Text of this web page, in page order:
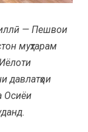
— Пешвои
муҳтарам
давлатҳои
Осиёи